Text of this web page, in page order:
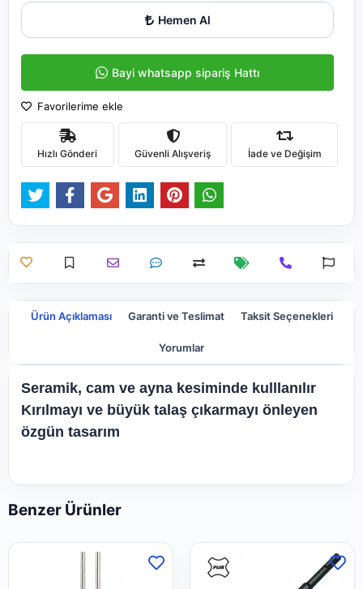
Hemen Al
Bayi whatsapp sipariş Hattı
Favorilerime ekle
Hızlı Gönderi Güvenli Alışveriş İade ve Değişim
Ürün Açıklaması Garanti ve Teslimat Taksit Seçenekleri
Yorumlar
Seramik, cam ve ayna kesiminde kulllanılır
Kırılmayı ve büyük talaş çıkarmayı önleyen
özgün tasarım
Benzer Ürünler